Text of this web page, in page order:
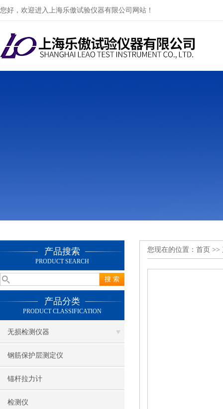
您好，欢迎进入上海乐傲试验仪器有限公司网站！
产品搜索
PRODUCT SEARCH
产品分类
PRODUCT CLASSIFICATION
无损检测仪器
钢筋保护层测定仪
锚杆拉力计
检测仪
您现在的位置： 首页 >>